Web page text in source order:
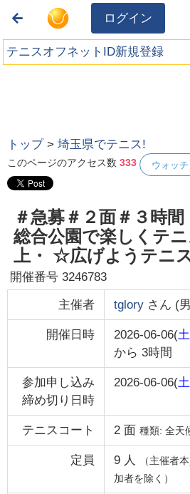
ログイン
テニスオフネットID新規登録
トップ >埼玉県でテニス!
このページのアクセス数333 ウォッ
＃急募＃２面＃３時
総合公園で楽しくテ
上・ ☆広げようテニ
開催番号3246783
主催者 tgloryさん (
開催日時 2026-06-06(土
から 3時間
参加申し込み
締め切り日時
2026-06-06(土
テニスコート 2面 種類: 全天
定員 9 人
（主催者
加者を除く）